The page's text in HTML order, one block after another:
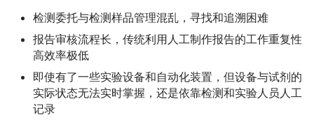
检测委托与检测样品管理混乱，寻找和追溯困难
报告审核流程长，传统利用人工制作报告的工作重复性
高效率极低
即使有了一些实验设备和自动化装置，但设备与试剂的
实际状态无法实时掌握，还是依靠检测和实验人员人工
记录